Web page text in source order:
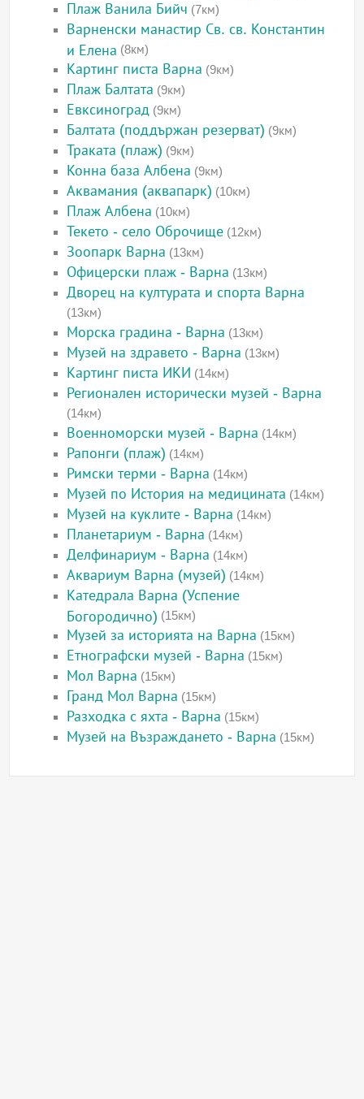
Плаж Ванила Бийч (7км)
Варненски манастир Св. св. Константин
и Елена (8км)
Картинг писта Варна (9км)
Плаж Балтата (9км)
Евксиноград (9км)
Балтата (поддържан резерват) (9км)
Траката (плаж) (9км)
Конна база Албена (9км)
Аквамания (аквапарк) (10км)
Плаж Албена (10км)
Текето - село Оброчище (12км)
Зоопарк Варна (13км)
Офицерски плаж - Варна (13км)
Дворец на културата и спорта Варна
(13км)
Морска градина - Варна (13км)
Музей на здравето - Варна (13км)
Картинг писта ИКИ (14км)
Регионален исторически музей - Варна
(14км)
Военноморски музей - Варна (14км)
Рапонги (плаж) (14км)
Римски терми - Варна (14км)
Музей по История на медицината (14км)
Музей на куклите - Варна (14км)
Планетариум - Варна (14км)
Делфинариум - Варна (14км)
Аквариум Варна (музей) (14км)
Катедрала Варна (Успение
Богородично) (15км)
Музей за историята на Варна (15км)
Етнографски музей - Варна (15км)
Мол Варна (15км)
Гранд Мол Варна (15км)
Разходка с яхта - Варна (15км)
Музей на Възраждането - Варна (15км)